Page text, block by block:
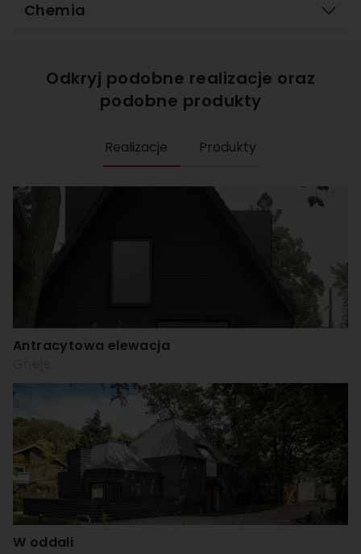
Chemia
Odkryj podobne realizacje oraz
podobne produkty
Realizacje Produkty
Antracytowa elewacja
W oddali